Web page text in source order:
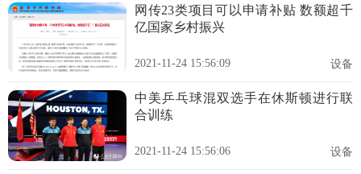
网传23类项目可以申请补贴 数额超千
亿国家乡村振兴
2021-11-24 15:56:09 设备
中美乒乓球混双选手在休斯顿进行联
合训练
2021-11-24 15:56:06 设备